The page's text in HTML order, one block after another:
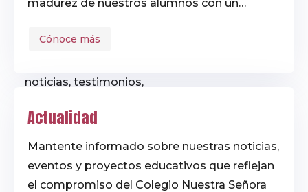
encontrar resultados
búsqueda en todas las
noticias, testimonios,
proyectos y más.
madurez de nuestros alumnos con un
dominicanos de respeto, solidaridad y
Cónoce más
Actualidad
Mantente informado sobre nuestras noticias,
eventos y proyectos educativos que reflejan
el compromiso del Colegio Nuestra Señora